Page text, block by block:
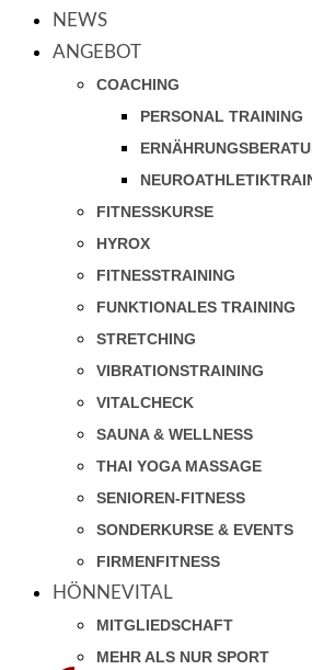
NEWS
ANGEBOT
COACHING
PERSONAL TRAINING
FITNESSKURSE
HYROX
FITNESSTRAINING
FUNKTIONALES TRAINING
STRETCHING
VIBRATIONSTRAINING
VITALCHECK
SAUNA & WELLNESS
THAI YOGA MASSAGE
SENIOREN-FITNESS
SONDERKURSE & EVENTS
FIRMENFITNESS
HÖNNEVITAL
MITGLIEDSCHAFT
MEHR ALS NUR SPORT